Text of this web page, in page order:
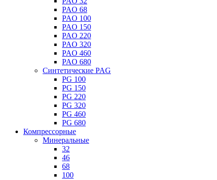
PAO 68
PAO 100
PAO 150
PAO 220
PAO 320
PAO 460
PAO 680
Синтетические PAG
PG 100
PG 150
PG 220
PG 320
PG 460
PG 680
Компрессорные
Минеральные
32
46
68
100